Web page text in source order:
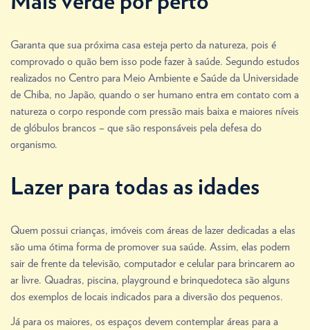
Garanta que sua próxima casa esteja perto da natureza, pois é
comprovado o quão bem isso pode fazer à saúde. Segundo estudos
realizados no Centro para Meio Ambiente e Saúde da Universidade
de Chiba, no Japão, quando o ser humano entra em contato com a
natureza o corpo responde com pressão mais baixa e maiores níveis
de glóbulos brancos – que são responsáveis pela defesa do
organismo.
Lazer para todas as idades
Quem possui crianças, imóveis com áreas de lazer dedicadas a elas
são uma ótima forma de promover sua saúde. Assim, elas podem
sair de frente da televisão, computador e celular para brincarem ao
ar livre. Quadras, piscina, playground e brinquedoteca são alguns
dos exemplos de locais indicados para a diversão dos pequenos.
Já para os maiores, os espaços devem contemplar áreas para a